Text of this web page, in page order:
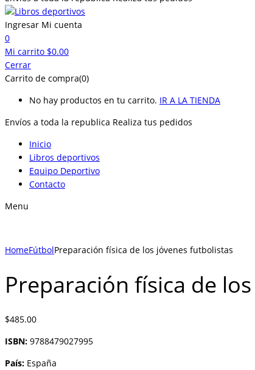
Ingresar Mi cuenta
0
Mi carrito $0.00
Cerrar
Carrito de compra(0)
No hay productos en tu carrito. IR A LA TIENDA
Envíos a toda la republica Realiza tus pedidos
Inicio
Libros deportivos
Equipo Deportivo
Contacto
Menu
HomeFútbolPreparación física de los jóvenes futbolistas
Preparación física de
$485.00
ISBN: 9788479027995
País: España